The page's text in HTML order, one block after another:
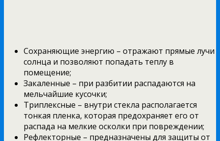
Сохраняющие энергию – отражают прямые лучи
солнца и позволяют попадать теплу в
помещение;
Закаленные – при разбитии распадаются на
мельчайшие кусочки;
Триплексные – внутри стекла располагается
тонкая пленка, которая предохраняет его от
распада на мелкие осколки при повреждении;
Рефлекторные – предназначены для защиты от